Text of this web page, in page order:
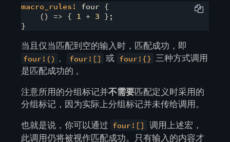
macro_rules!
four {
    () => {
1 + 3 };
}
当且仅当匹配到空的输入时，匹配成功，即
four!() 、 four![] 或 four!{} 三种方式调用
是匹配成功的 。
注意所用的分组标记并不需要匹配定义时采用的
分组标记，因为实际上分组标记并未传给调用。
也就是说，你可以通过 four![]
调用上述宏，
此调用仍将被视作匹配成功。只有输入的内容才